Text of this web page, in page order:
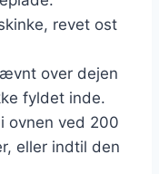
revet ost
over dejen
fyldet inde.
ovnen ved 200
eller indtil den